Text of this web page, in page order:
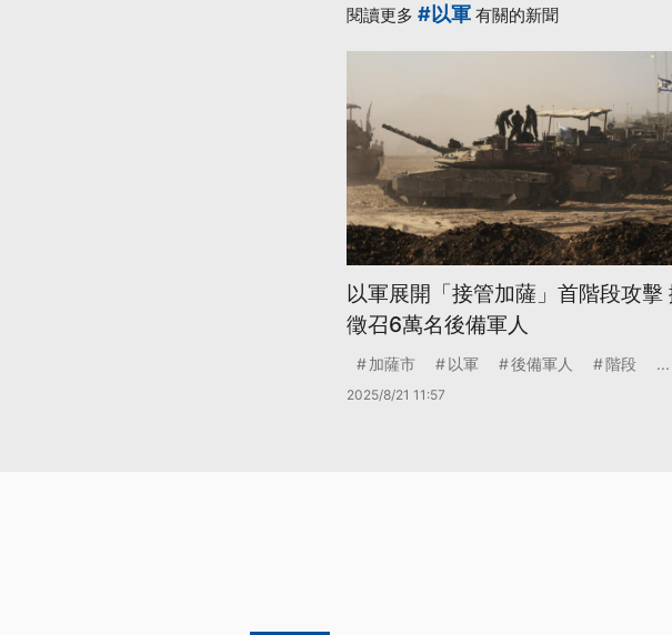
閱讀更多 #以軍 有關的新聞
以軍展開「接管加薩」首階段攻擊
徵召6萬名後備軍人
加薩市 以軍 後備軍人 階段 ...
2025/8/21 11:57